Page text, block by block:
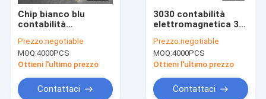
Chip bianco blu
contabilità
6V 170-180lm di SMD
3030 LED per
illuminazione di
Prezzo:negotiable
MOQ:4000PCS
Ottieni l'ultimo prezzo
Contattaci
3030 contabilità
elettromagnetica 3V
condotto Chip Base
SMD
Prezzo:negotiable
MOQ:4000PCS
Ottieni l'ultimo prezzo
Contattaci